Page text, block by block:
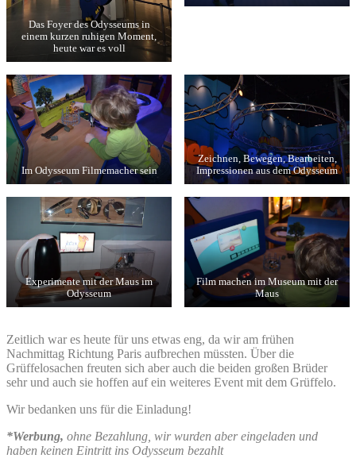
Das Foyer des Odysseums in
einem kurzen ruhigen Moment,
heute war es voll
Im Odysseum Filmemacher sein
Zeichnen, Bewegen, Bearbeiten,
Impressionen aus dem Odysseum
Experimente mit der Maus im
Odysseum
Film machen im Museum mit der
Maus
Zeitlich war es heute für uns etwas eng, da wir am frühen
Nachmittag Richtung Paris aufbrechen müssten. Über die
Grüffelosachen freuten sich aber auch die beiden großen Brüder
sehr und auch sie hoffen auf ein weiteres Event mit dem Grüffelo.
Wir bedanken uns für die Einladung!
*Werbung, ohne Bezahlung, wir wurden aber eingeladen und
haben keinen Eintritt ins Odysseum bezahlt